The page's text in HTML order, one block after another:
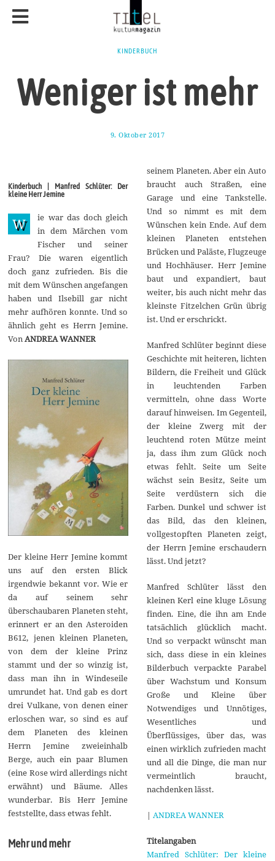
KINDERBUCH
Weniger ist mehr
9. Oktober 2017
a
2
0
Kinderbuch | Manfred Schlüter: Der
kleine Herr Jemine
W
ie war das doch gleich
in dem Märchen vom
Fischer und seiner
Frau? Die waren eigentlich
doch ganz zufrieden. Bis die
mit dem Wünschen angefangen
haben und Ilsebill gar nicht
mehr aufhören konnte. Und so
ähnlich geht es Herrn Jemine.
Von ANDREA WANNER
Der kleine Herr Jemine kommt
uns auf den ersten Blick
irgendwie bekannt vor. Wie er
da auf seinem sehr
überschaubaren Planeten steht,
erinnert er an den Asteroiden
B612, jenen kleinen Planeten,
von dem der kleine Prinz
stammt und der so winzig ist,
dass man ihn in Windeseile
umrundet hat. Und gab es dort
drei Vulkane, von denen einer
erloschen war, so sind es auf
dem Planeten des kleinen
Herrn Jemine zweieinhalb
Berge, auch ein paar Blumen
(eine Rose wird allerdings nicht
erwähnt) und Bäume. Alles
wunderbar. Bis Herr Jemine
feststellte, dass etwas fehlt.
Mehr und mehr
seinem Planeten. Aber ein Auto
braucht auch Straßen, eine
Garage und eine Tankstelle.
Und so nimmt es mit dem
Wünschen kein Ende. Auf dem
kleinen Planeten entstehen
Brücken und Paläste, Flugzeuge
und Hochhäuser. Herr Jemine
baut und expandiert, baut
weiter, bis auch nicht mehr das
kleinste Fitzelchen Grün übrig
ist. Und er erschrickt.
Manfred Schlüter beginnt diese
Geschichte mit heiteren, lichten
Bildern, die Freiheit und Glück
in leuchtenden Farben
vermitteln, ohne dass Worte
darauf hinweisen. Im Gegenteil,
der kleine Zwerg mit der
leuchtend roten Mütze meint
ja, dass ihm zum Glück noch
etwas fehlt. Seite um Seite
wächst sein Besitz, Seite um
Seite verdüstern sich die
Farben. Dunkel und schwer ist
das Bild, das den kleinen,
vollgestopften Planeten zeigt,
der Herrn Jemine erschaudern
lässt. Und jetzt?
Manfred Schlüter lässt den
kleinen Kerl eine kluge Lösung
finden. Eine, die ihn am Ende
tatsächlich glücklich macht.
Und so verpackt wünscht man
sich, dass diese in ein kleines
Bilderbuch verpackte Parabel
über Wachstum und Konsum
Große und Kleine über
Notwendiges und Unnötiges,
Wesentliches und
Überflüssiges, über das, was
einen wirklich zufrieden macht
und all die Dinge, die man nur
vermeintlich braucht,
nachdenken lässt.
| ANDREA WANNER
Titelangaben
Manfred Schlüter: Der kleine